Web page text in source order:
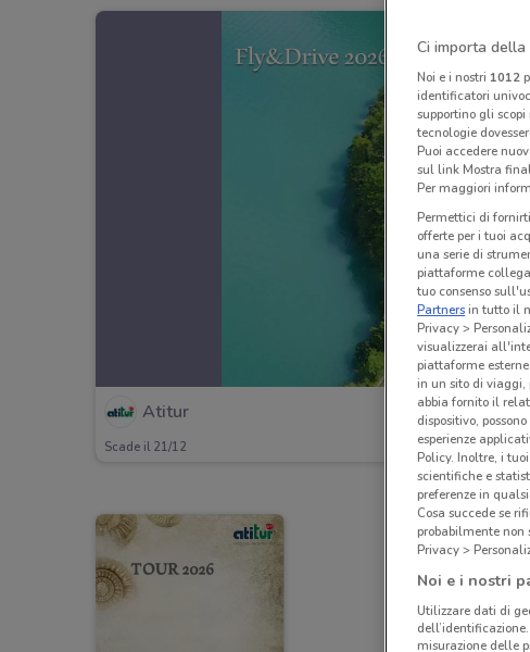
Atitur
Scade il 21/12
Ci importa
Noi e i nostri 1012
identificatori
supportino gli
tecnologie
Puoi accedere
sul link Mostra
Per maggiori
Permettici di
offerte per i tuoi
una serie di
piattaforme
tuo consenso
Partnersin tutto il
Privacy >
visualizzerai
piattaforme
in un sito di viaggi,
abbia fornito il
dispositivo,
esperienze
Policy. Inoltre, i
scientifiche e
preferenze in
Cosa succede se
probabilmente non
Privacy >
Noi e i nostri
Utilizzare dati di
misurazione delle